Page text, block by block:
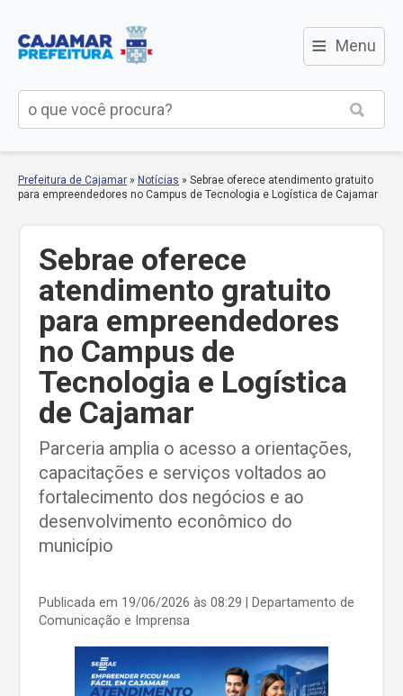
≡ Menu
Prefeitura de Cajamar » Notícias » Sebrae oferece atendimento gratuito
para empreendedores no Campus de Tecnologia e Logística de Cajamar
Sebrae oferece
atendimento gratuito
para empreendedores
no Campus de
Tecnologia e Logística
de Cajamar
Parceria amplia o acesso a orientações,
capacitações e serviços voltados ao
fortalecimento dos negócios e ao
desenvolvimento econômico do
município
Publicada em 19/06/2026 às 08:29
| Departamento de
Comunicação e Imprensa